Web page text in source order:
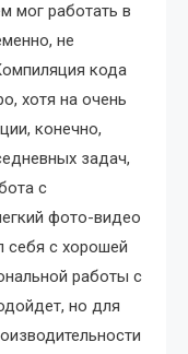
мог работать в
не
кода
хотя на очень
конечно,
задач,
с
фото-видео
себя с хорошей
работы с
но для